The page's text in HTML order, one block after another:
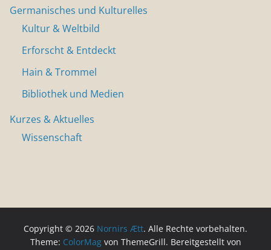
Germanisches und Kulturelles
Kultur & Weltbild
Erforscht & Entdeckt
Hain & Trommel
Bibliothek und Medien
Kurzes & Aktuelles
Wissenschaft
Copyright © 2026 Nornirs Ætt. Alle Rechte vorbehalten.
Theme: ColorMagvon ThemeGrill. Bereitgestellt von